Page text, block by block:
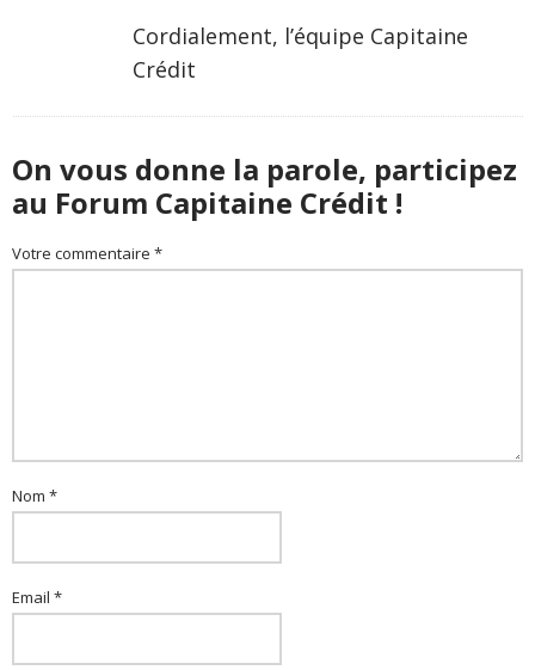
Cordialement, l’équipe Capitaine
Crédit
On vous donne la parole, participez
au Forum Capitaine Crédit !
Votre commentaire *
Nom *
Email *